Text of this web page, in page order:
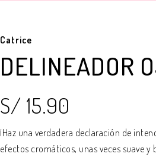
Catrice
DELINEADOR
S/ 15.90
¡Haz una verdadera declaración de
efectos cromáticos, unas veces suave